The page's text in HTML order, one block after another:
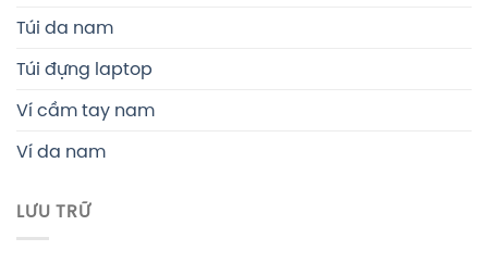
Túi da nam
Túi đựng laptop
Ví cầm tay nam
Ví da nam
LƯU TRỮ